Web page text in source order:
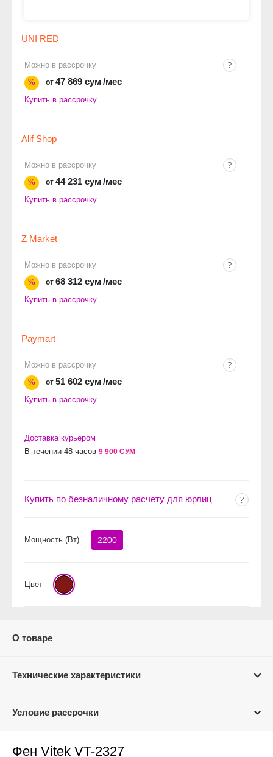
UNI RED
Можно в рассрочку
%
от 47 869 сум /мес
Купить в рассрочку
Alif Shop
Можно в рассрочку
%
от 44 231 сум /мес
Купить в рассрочку
Z Market
Можно в рассрочку
%
от 68 312 сум /мес
Купить в рассрочку
Paymart
Можно в рассрочку
%
от 51 602 сум /мес
Купить в рассрочку
Доставка курьером
В течении 48 часов 9 900 СУМ
Купить по безналичному расчету для юрлиц
Мощность (Вт) 2200
Цвет
О товаре
Технические характеристики
Условие рассрочки
Фен Vitek VT-2327